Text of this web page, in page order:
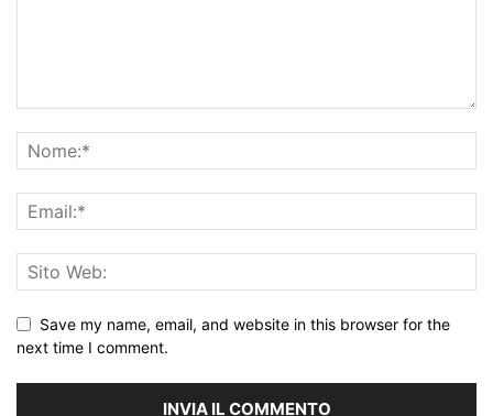
Save my name, email, and website in this browser for the
next time I comment.